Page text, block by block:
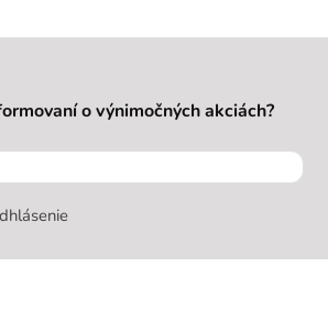
o výnimočných akciách?